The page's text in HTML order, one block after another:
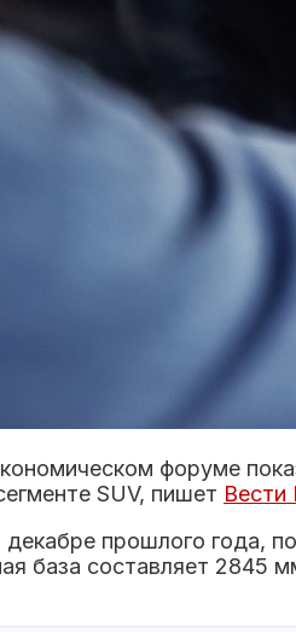
форуме
SUV, пишет Вести
прошлого года,
база составляет 2845